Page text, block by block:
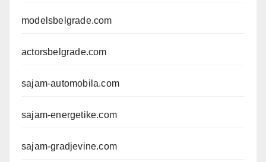
modelsbelgrade.com
actorsbelgrade.com
sajam-automobila.com
sajam-energetike.com
sajam-gradjevine.com